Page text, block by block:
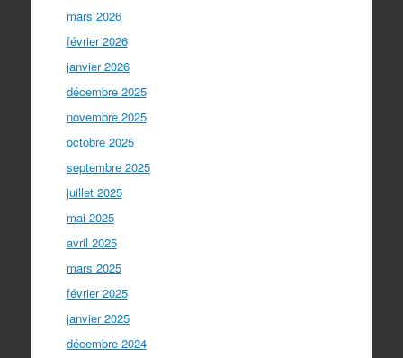
mars 2026
février 2026
janvier 2026
décembre 2025
novembre 2025
octobre 2025
septembre 2025
juillet 2025
mai 2025
avril 2025
mars 2025
février 2025
janvier 2025
décembre 2024